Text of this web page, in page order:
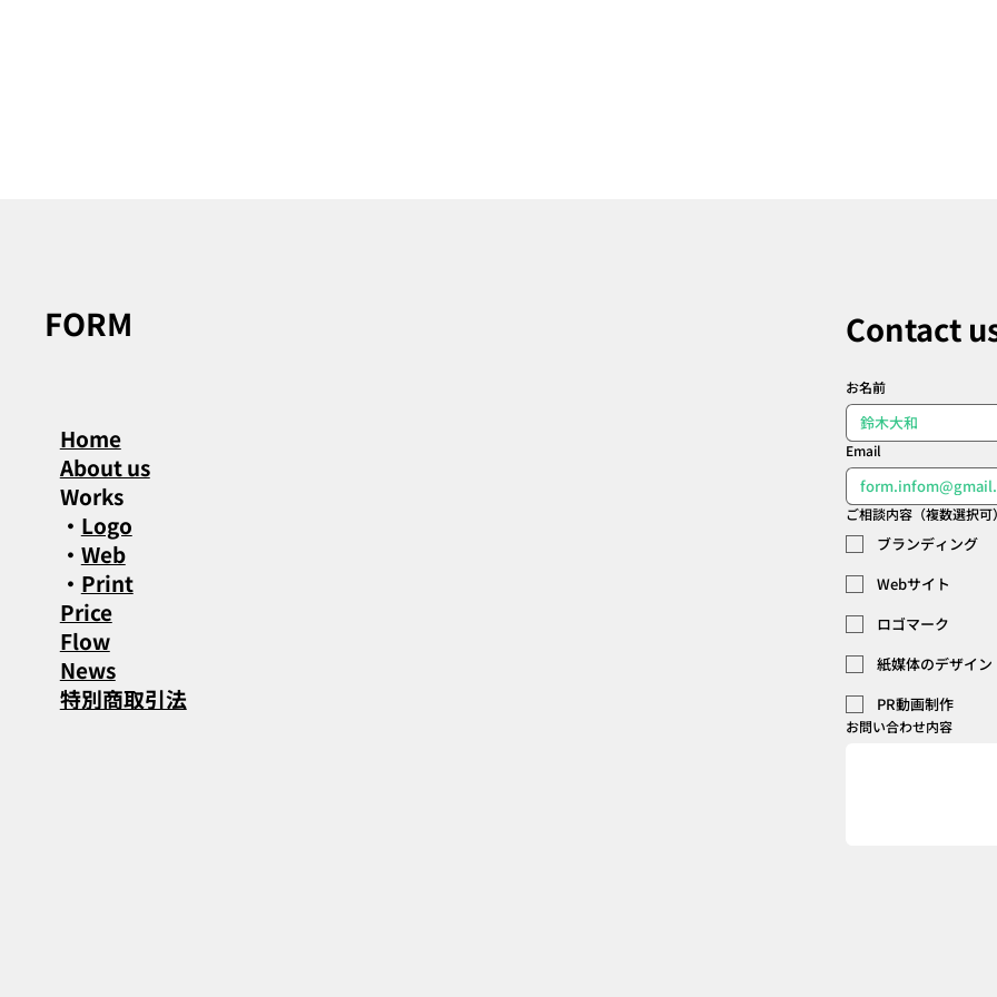
お名前
Email
ご相談内容（複数選択可
ブランディング
Webサイト
ロゴマーク
紙媒体のデザイン
PR動画制作
お問い合わせ内容
FORM
Home
About us
Works
・ Logo
・ Web
・ Print
Price
Flow
News
特別商取引法
Contact